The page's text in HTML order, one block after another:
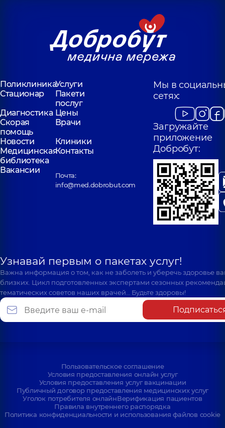
ПоликлиникаУслуги
Стационар
Пакети
послуг
Диагностика Цены
Скорая
помощь
Врачи
Новости
Клиники
Медицинская
библиотека
Контакты
Вакансии
Почта:
info@med.dobrobut.com
Мы в
сетях:
Загружайте
приложение
Добробут:
Узнавай первым о пакетах услуг!
Важна информация о том, как не заболеть и уберечь здоровье
близких. Цикл подготовленных экспертами сезонных
тематических советов наших врачей… Будьте здоровы!
Пользовательское соглашение
Условия предоставления онлайн услуг
Условия предоставления услуг вакцинации
Публичный договор предоставления медицинских услуг
Уголок потребителя онлайнВерификация пациентов
Правила внутреннего распорядка
Политика конфиденциальности и использования файлов cookie